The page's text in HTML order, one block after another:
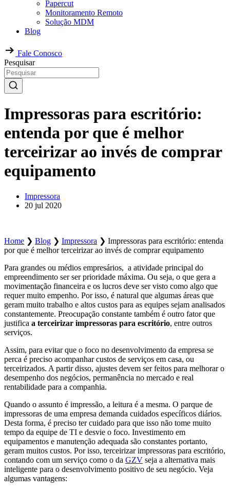
Papercut
Monitoramento Remoto
Solução MDM
Blog
Fale Conosco
Pesquisar
Impressoras para escritório:
entenda por que é melhor
terceirizar ao invés de comprar
equipamento
Impressora
20 jul 2020
Home ❯ Blog ❯ Impressora ❯ Impressoras para escritório: entenda
por que é melhor terceirizar ao invés de comprar equipamento
Para grandes ou médios empresários, a atividade principal do
empreendimento ser ser prioridade máxima. Ou seja, o que gera a
movimentação financeira e os lucros deve ser visto como algo que
requer muito empenho. Por isso, é natural que algumas áreas que
geram muito trabalho e altos custos para as equipes sejam analisados
constantemente. Preocupação constante também é outro fator que
justifica a terceirizar impressoras para escritório, entre outros
serviços.
Assim, para evitar que o foco no desenvolvimento da empresa se
perca é preciso acompanhar custos de serviços em casa, ou
terceirizados. A partir disso, ajustes devem ser feitos para melhorar o
desempenho dos negócios, permanência no mercado e real
rentabilidade para a companhia.
Quando o assunto é impressão, a leitura é a mesma. O parque de
impressoras de uma empresa demanda cuidados específicos diários.
Desta forma, é preciso ter cuidado para que isso não tome muito
tempo da equipe de TI e desvie o foco. Investimento em
equipamentos e manutenção adequada são constantes portanto,
geram muitos custos. Por isso, terceirizar impressoras para escritório,
contando com um serviço como o da GZV seja a alternativa mais
inteligente para o desenvolvimento positivo de seu negócio. Veja
algumas vantagens: